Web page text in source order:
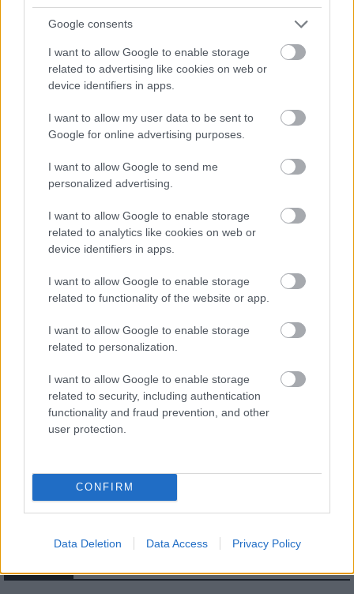
Google consents
I want to allow Google to enable storage
related to advertising like cookies on web or
device identifiers in apps.
I want to allow my user data to be sent to
Google for online advertising purposes.
I want to allow Google to send me
personalized advertising.
I want to allow Google to enable storage
related to analytics like cookies on web or
device identifiers in apps.
I want to allow Google to enable storage
related to functionality of the website or app.
I want to allow Google to enable storage
related to personalization.
I want to allow Google to enable storage
related to security, including authentication
functionality and fraud prevention, and other
user protection.
CONFIRM
Data Deletion Data Access Privacy Policy
M1 bővítés: már zajlik a teljesen új Bicske Kelet
csomópont építése
Tizenegy meglévő csomópontot korszerűsít és négy új,
különszintű csomópontot hoz létre az MKIF az M1-es
bővítésénél.
Új gyalogosátkelők és jelzőlámpás
Hódmezővásárhely jó hírű református
iskoláját
árnyékában?